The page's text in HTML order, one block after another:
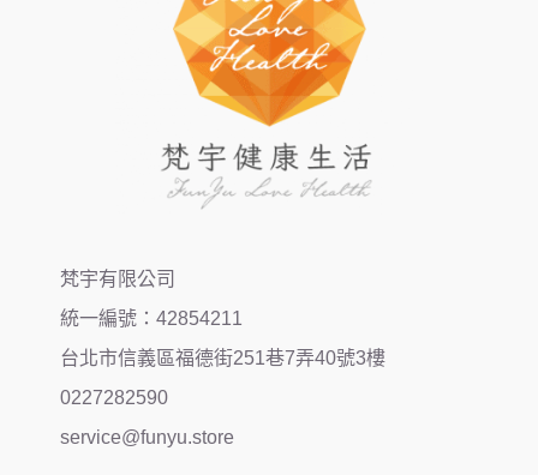
梵宇有限公司
統一編號：42854211
台北市信義區福德街251巷7弄40號3樓
0227282590
service@funyu.store